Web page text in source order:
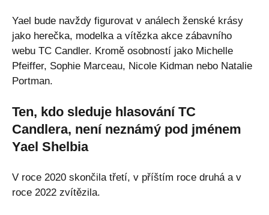
Yael bude navždy figurovat v análech ženské krásy
jako herečka, modelka a vítězka akce zábavního
webu TC Candler. Kromě osobností jako Michelle
Pfeiffer, Sophie Marceau, Nicole Kidman nebo Natalie
Portman.
Ten, kdo sleduje hlasování TC
Candlera, není neznámý pod jménem
Yael Shelbia
V roce 2020 skončila třetí, v příštím roce druhá a v
roce 2022 zvítězila.